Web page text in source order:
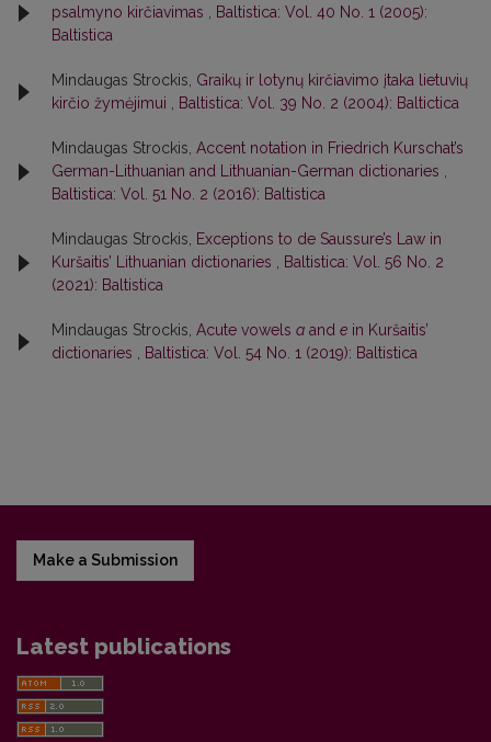
psalmyno kirčiavimas , Baltistica: Vol. 40 No. 1 (2005):
Baltistica
Mindaugas Strockis, Graikų ir lotynų kirčiavimo įtaka lietuvių
kirčio žymėjimui , Baltistica: Vol. 39 No. 2 (2004): Baltictica
Mindaugas Strockis, Accent notation in Friedrich Kurschat’s
German-Lithuanian and Lithuanian-German dictionaries ,
Baltistica: Vol. 51 No. 2 (2016): Baltistica
Mindaugas Strockis, Exceptions to de Saussure’s Law in
Kuršaitis’ Lithuanian dictionaries , Baltistica: Vol. 56 No. 2
(2021): Baltistica
Mindaugas Strockis, Acute vowels a and e in Kuršaitis’
dictionaries , Baltistica: Vol. 54 No. 1 (2019): Baltistica
Make a Submission
Latest publications